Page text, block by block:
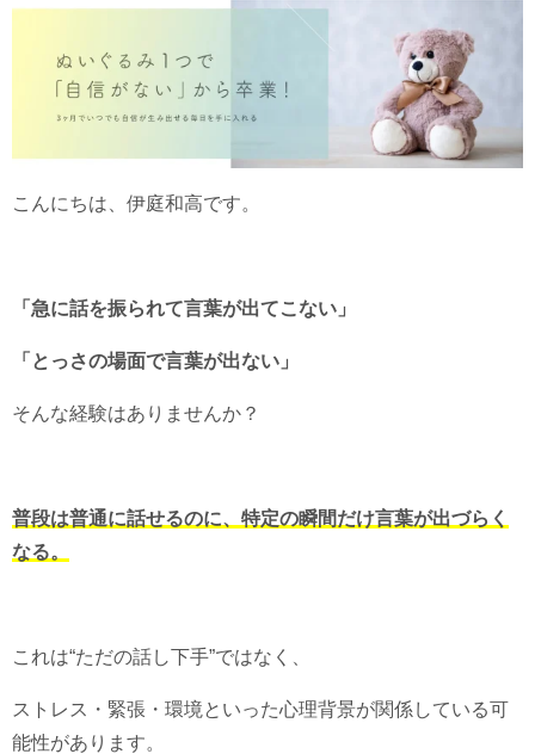
こんにちは、伊庭和高です。
「急に話を振られて言葉が出てこない」
「とっさの場面で言葉が出ない」
そんな経験はありませんか？
普段は普通に話せるのに、特定の瞬間だけ言葉が出づらく
なる。
これは“ただの話し下手”ではなく、
ストレス・緊張・環境といった心理背景が関係している可
能性があります。